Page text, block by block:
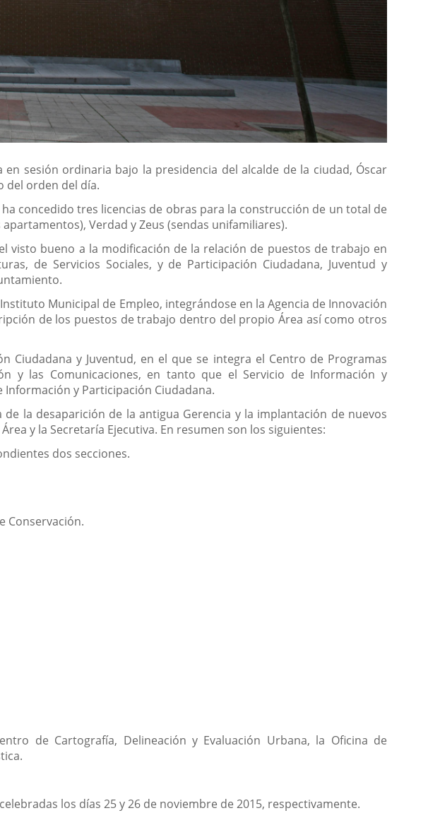
sesión ordinaria bajo la presidencia del alcalde de la ciudad, Óscar
del orden del día.
concedido tres licencias de obras para la construcción de un total de
Verdad y Zeus (sendas unifamiliares).
visto bueno a la modificación de la relación de puestos de trabajo en
de Servicios Sociales, y de Participación Ciudadana, Juventud y
Municipal de Empleo, integrándose en la Agencia de Innovación
de los puestos de trabajo dentro del propio Área así como otros
Ciudadana y Juventud, en el que se integra el Centro de Programas
y las Comunicaciones, en tanto que el Servicio de Información y
y Participación Ciudadana.
la desaparición de la antigua Gerencia y la implantación de nuevos
y la Secretaría Ejecutiva. En resumen son los siguientes:
dos secciones.
Conservación.
de Cartografía, Delineación y Evaluación Urbana, la Oficina de
los días 25 y 26 de noviembre de 2015, respectivamente.